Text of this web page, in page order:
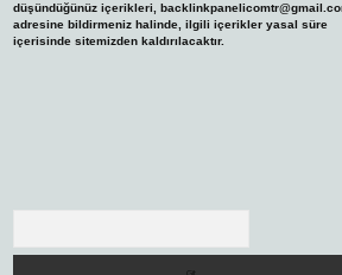
düşündüğünüz içerikleri,
adresine bildirmeniz halinde, ilgili içerikler yasal süre
içerisinde sitemizden kaldırılacaktır.